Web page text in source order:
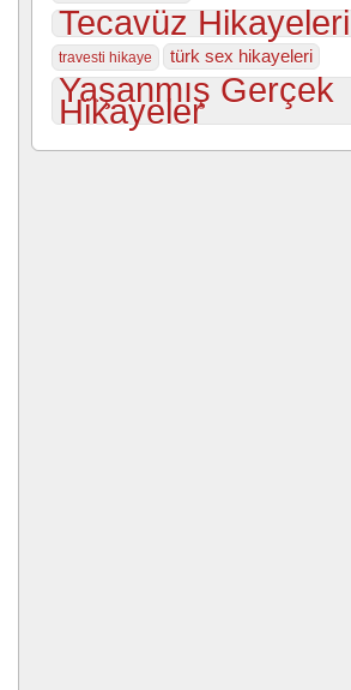
Tecavüz Hikayeleri
travesti hikaye türk sex hikayeleri
Yaşanmış Gerçek
Hikayeler